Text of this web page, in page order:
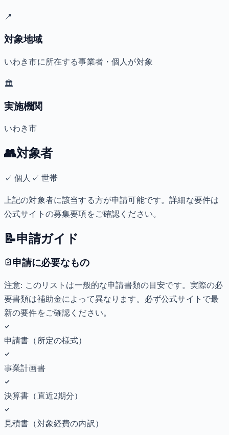
📍
対象地域
いわき市に所在する事業者・個人が対象
🏛️
実施機関
いわき市
👥対象者
✓個人 ✓ 世帯
上記の対象者に該当する方が申請可能です。詳細な要件は
公式サイトの募集要項をご確認ください。
📝申請ガイド
申請に必要なもの
注意: このリストは一般的な申請書類の目安です。実際の必
要書類は補助金によって異なります。必ず公式サイトで最
新の要件をご確認ください。
申請書（所定の様式）
事業計画書
決算書（直近2期分）
見積書（対象経費の内訳）